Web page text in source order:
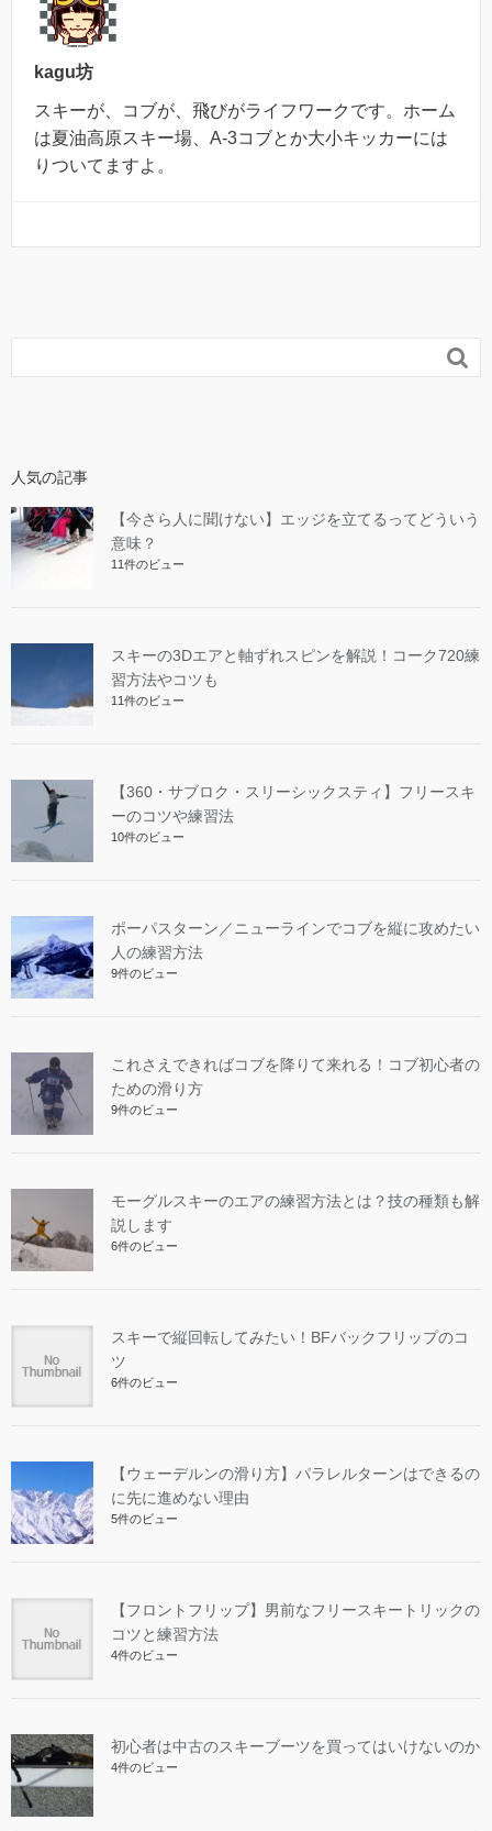
kagu坊
スキーが、コブが、飛びがライフワークです。ホーム
は夏油高原スキー場、A-3コブとか大小キッカーには
りついてますよ。

人気の記事
【今さら人に聞けない】エッジを立てるってどういう
意味？
11件のビュー
スキーの3Dエアと軸ずれスピンを解説！コーク720練
習方法やコツも
11件のビュー
【360・サブロク・スリーシックスティ】フリースキ
ーのコツや練習法
10件のビュー
ポーパスターン／ニューラインでコブを縦に攻めたい
人の練習方法
9件のビュー
これさえできればコブを降りて来れる！コブ初心者の
ための滑り方
9件のビュー
モーグルスキーのエアの練習方法とは？技の種類も解
説します
6件のビュー
スキーで縦回転してみたい！BFバックフリップのコ
ツ
6件のビュー
【ウェーデルンの滑り方】パラレルターンはできるの
に先に進めない理由
5件のビュー
【フロントフリップ】男前なフリースキートリックの
コツと練習方法
4件のビュー
初心者は中古のスキーブーツを買ってはいけないのか
4件のビュー